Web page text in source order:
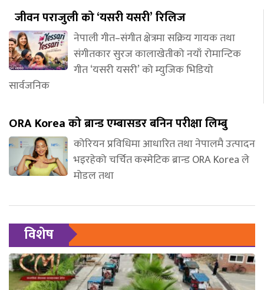
जीवन पराजुली को ‘यसरी यसरी’ रिलिज
नेपाली गीत–संगीत क्षेत्रमा सक्रिय गायक तथा
संगीतकार सुरज कालाखेतीको नयाँ रोमान्टिक
गीत ‘यसरी यसरी’ को म्युजिक भिडियो
सार्वजनिक
ORA Korea को ब्रान्ड एम्बासडर बनिन परीक्षा लिम्बु
कोरियन प्रविधिमा आधारित तथा नेपालमै उत्पादन
भइरहेको चर्चित कस्मेटिक ब्रान्ड ORA Korea ले
मोडल तथा
विशेष